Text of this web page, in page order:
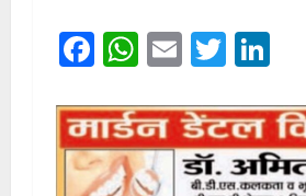
Facebook
WhatsApp
EmailTwitter